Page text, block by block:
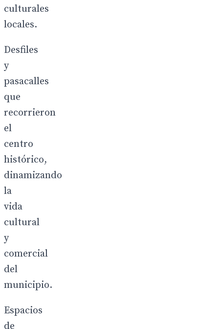
culturales
locales.
Desfiles
y
pasacalles
que
recorrieron
el
centro
histórico,
dinamizando
la
vida
cultural
y
comercial
del
municipio.
Espacios
de